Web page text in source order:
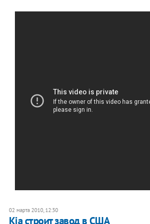
02 марта 2010, 12:30
Kia строит завод в США